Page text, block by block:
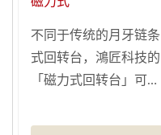
不同于传统的月牙链条
式回转台，鴻匠科技的
「磁力式回转台」可多
加美观！鸿匠专业技术